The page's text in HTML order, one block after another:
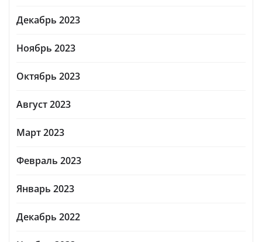
Декабрь 2023
Ноябрь 2023
Октябрь 2023
Август 2023
Март 2023
Февраль 2023
Январь 2023
Декабрь 2022